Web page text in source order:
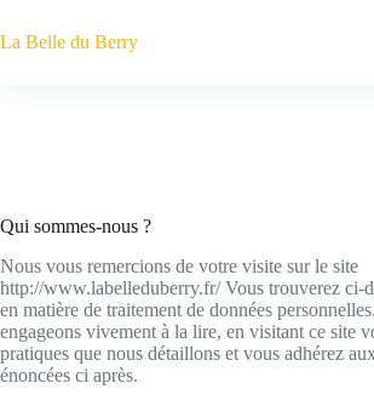
au
contenu
La Belle du Berry
Qui sommes-nous ?
Nous vous remercions de votre visite sur le site
http://www.labelleduberry.fr/ Vous trouverez ci-
en matière de traitement de données
engageons vivement à la lire, en visitant ce site
pratiques que nous détaillons et vous adhérez
énoncées ci après.